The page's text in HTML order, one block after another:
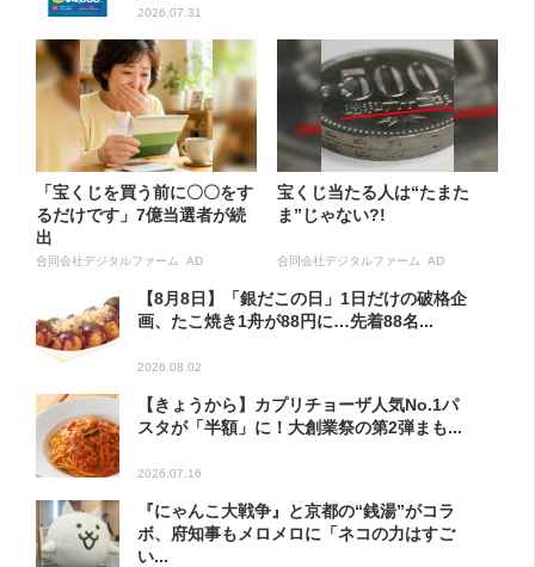
2026.07.31
「宝くじを買う前に〇〇をす
るだけです」7億当選者が続
出
合同会社デジタルファーム AD
宝くじ当たる人は“たまた
ま”じゃない?!
合同会社デジタルファーム AD
【8月8日】「銀だこの日」1日だけの破格企
画、たこ焼き1舟が88円に…先着88名...
2026.08.02
【きょうから】カプリチョーザ人気No.1パ
スタが「半額」に！大創業祭の第2弾まも...
2026.07.16
『にゃんこ大戦争』と京都の“銭湯”がコラ
ボ、府知事もメロメロに「ネコの力はすご
い...